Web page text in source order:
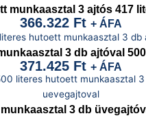
munkaasztal 3 ajtós 417
366.322 Ft + ÁFA
3 db ajtóval
371.425 Ft + ÁFA
3 db